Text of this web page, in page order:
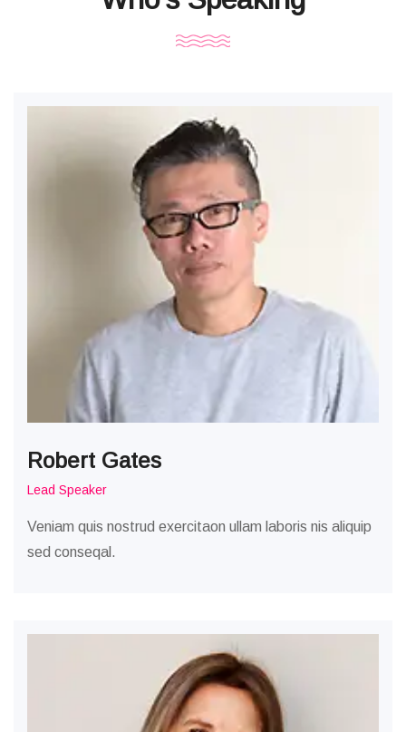
Robert Gates
Lead Speaker
Veniam quis nostrud exercitaon ullam laboris nis aliquip
sed conseqal.